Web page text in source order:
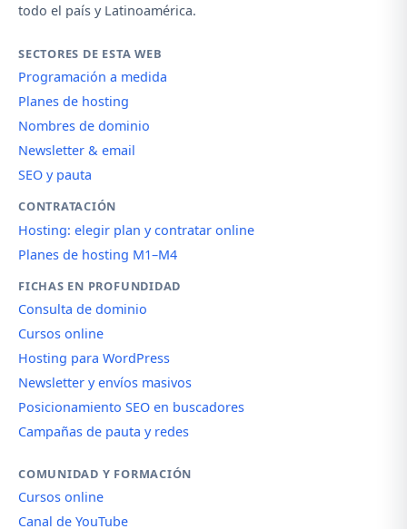
todo el país y Latinoamérica.
SECTORES DE ESTA WEB
Programación a medida
Planes de hosting
Nombres de dominio
Newsletter & email
SEO y pauta
CONTRATACIÓN
Hosting: elegir plan y contratar online
Planes de hosting M1–M4
FICHAS EN PROFUNDIDAD
Consulta de dominio
Cursos online
Hosting para WordPress
Newsletter y envíos masivos
Posicionamiento SEO en buscadores
Campañas de pauta y redes
COMUNIDAD Y FORMACIÓN
Cursos online
Canal de YouTube